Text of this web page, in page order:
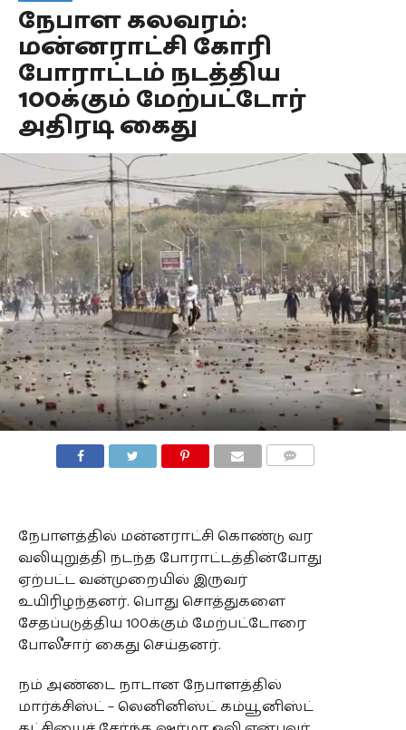
நேபாள கலவரம்:
மன்னராட்சி கோரி
போராட்டம் நடத்திய
100க்கும் மேற்பட்டோர்
அதிரடி கைது
நேபாளத்தில் மன்னராட்சி கொண்டு வர
வலியுறுத்தி நடந்த போராட்டத்தின்போது
ஏற்பட்ட வன்முறையில் இருவர்
உயிரிழந்தனர். பொது சொத்துகளை
சேதப்படுத்திய 100க்கும் மேற்பட்டோரை
போலீசார் கைது செய்தனர்.
நம் அண்டை நாடான நேபாளத்தில்
மார்க்சிஸ்ட் – லெனினிஸ்ட் கம்யூனிஸ்ட்